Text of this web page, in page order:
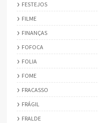
FESTEJOS
FILME
FINANÇAS
FOFOCA
FOLIA
FOME
FRACASSO
FRÁGIL
FRALDE